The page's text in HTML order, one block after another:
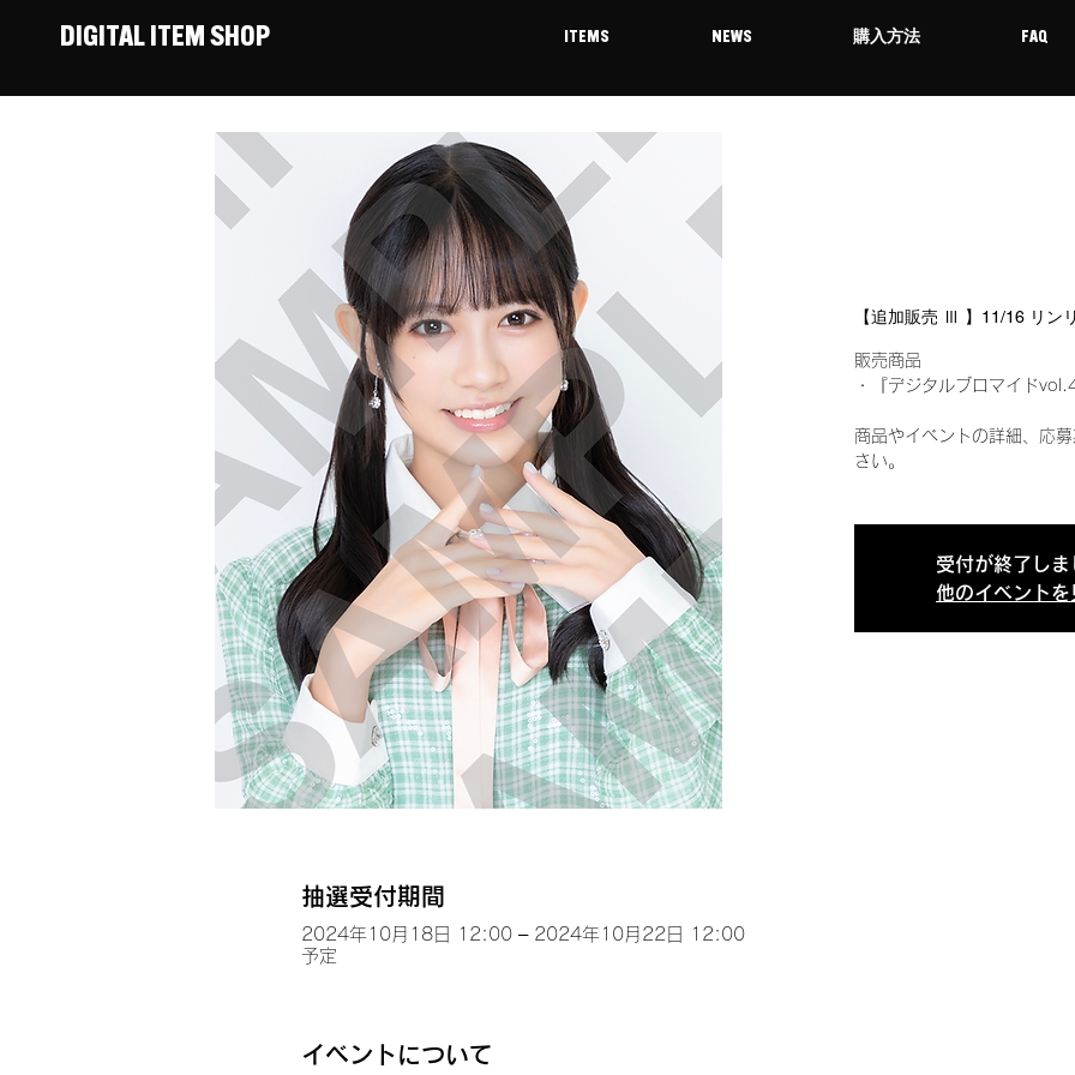
DIGITAL ITEM SHOP ITEMS NEWS 購入方法 FAQ
【追加販売 Ⅲ 】11/16 リン
販売商品
・『デジタルブロマイド
商品やイベントの詳細、応
さい。
受付が終了しま
他のイベントを
抽選受付期間
2024年10月18日 12:00 – 2024年10月22日 12:00
予定
イベントについて